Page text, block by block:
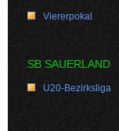
Viererpokal
SB SAUERLAND
U20-Bezirksliga